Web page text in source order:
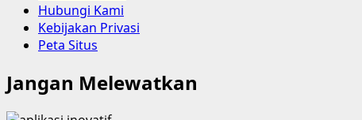
Hubungi Kami
Kebijakan Privasi
Peta Situs
Jangan Melewatkan